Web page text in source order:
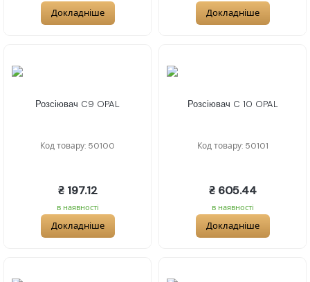
Докладніше Докладніше
Розсіювач C9 OPAL
Код товару: 50100
₴ 197.12
в наявності
Докладніше
Розсіювач C 10 OPAL
Код товару: 50101
₴ 605.44
в наявності
Докладніше